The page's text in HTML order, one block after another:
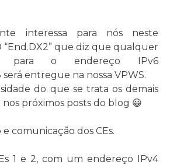
interessa para nós neste
“End.DX2” que diz que qualquer
para o endereço IPv6
será entregue na nossa VPWS.
do que se trata os demais
próximos posts do blog 😀
comunicação dos CEs.
1 e 2, com um endereço IPv4